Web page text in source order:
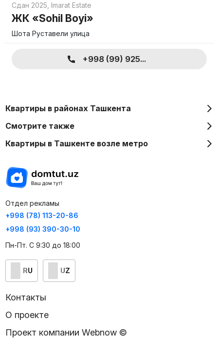
Сдан 2025 Imarat Estate
ЖК «Sohil Boyi»
Шота Руставели улица
+998 (99) 925...
Квартиры в районах Ташкента
Смотрите также
Квартиры в Ташкенте возле метро
Отдел рекламы
+998 (78) 113-20-86
+998 (93) 390-30-10
Пн-Пт. С 9:30 до 18:00
RU UZ
Контакты
О проекте
Проект компании Webnow ©